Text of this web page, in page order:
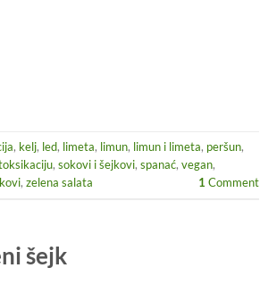
, kelj, led, limeta, limun, limun i limeta, peršun,
, sokovi i šejkovi, spanać, vegan,
, zelena salata 1 Comment
šejk